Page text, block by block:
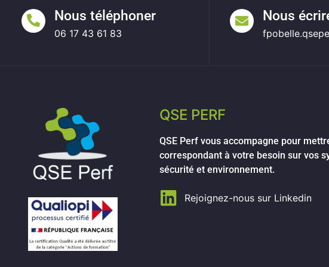
Nous téléphoner
06 17 43 61 83
Nous
QSE PERF
QSE Perf vous accompagne pour
correspondant à votre besoin sur vos
sécurité et environnement.
Rejoignez-nous sur Linkedin